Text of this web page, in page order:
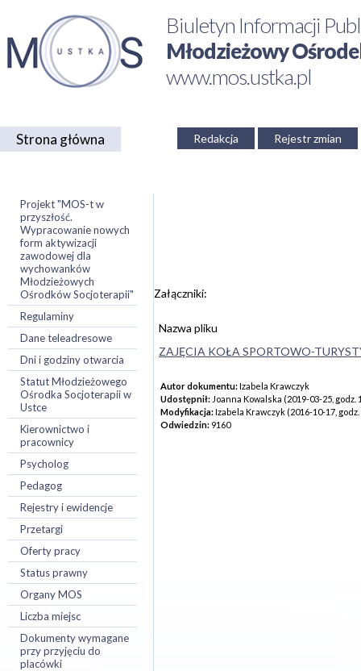
Biuletyn Informacji
Młodzieżowy
www.mos.ustka.pl
Strona główna Redakcja Rejestr zmian
Projekt "MOS-t w
przyszłość.
Wypracowanie nowych
form aktywizacji
zawodowej dla
wychowanków
Młodzieżowych
Ośrodków Socjoterapii"
Regulaminy
Dane teleadresowe
Dni i godziny otwarcia
Statut Młodzieżowego
Ośrodka Socjoterapii w
Ustce
Kierownictwo i
pracownicy
Psycholog
Pedagog
Rejestry i ewidencje
Przetargi
Oferty pracy
Status prawny
Organy MOS
Liczba miejsc
Dokumenty wymagane
przy przyjęciu do
placówki
Załączniki:
Nazwa pliku
ZAJĘCIA KOŁA SPORTOWO-
Autor dokumentu:Izabela Krawczyk
Udostępnił: Joanna Kowalska (2019-03-25, godz.
Modyfikacja:Izabela Krawczyk (2016-10-17, godz.
Odwiedzin: 9160